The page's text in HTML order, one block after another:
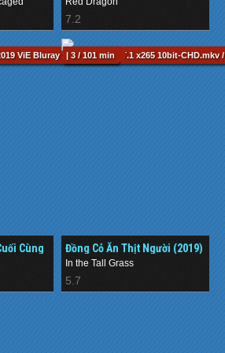
7.2
ViE Bluray 1080p TrueHD 7.1 x265 10bit-CHD.mkv
Cùng
| 3 / 101 min
Đồng Cỏ Ăn Thịt Người (2019)
In the Tall Grass
5.7